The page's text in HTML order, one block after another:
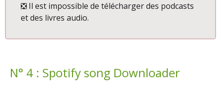
❎ Il est impossible de télécharger des podcasts
et des livres audio.
N° 4 : Spotify song Downloader